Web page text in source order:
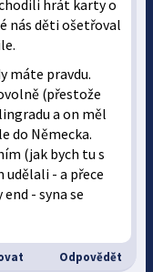
hrát karty o
nás děti ošetřoval
máte pravdu.
(přestože
a on měl
do Německa.
(jak bych tu s
- a přece
- syna se
Odpovědět